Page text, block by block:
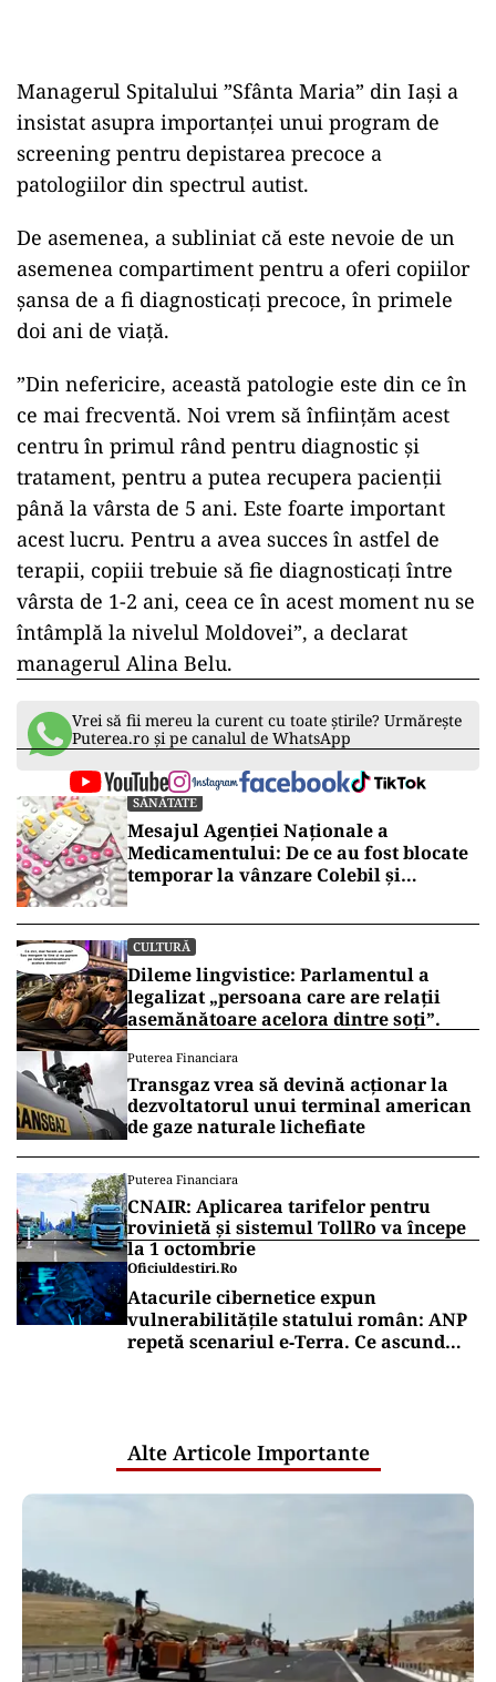
Managerul Spitalului ”Sfânta Maria” din Iași a
insistat asupra importanței unui program de
screening pentru depistarea precoce a
patologiilor din spectrul autist.
De asemenea, a subliniat că este nevoie de un
asemenea compartiment pentru a oferi copiilor
șansa de a fi diagnosticați precoce, în primele
doi ani de viață.
”Din nefericire, această patologie este din ce în
ce mai frecventă. Noi vrem să înfiinţăm acest
centru în primul rând pentru diagnostic şi
tratament, pentru a putea recupera pacienţii
până la vârsta de 5 ani. Este foarte important
acest lucru. Pentru a avea succes în astfel de
terapii, copiii trebuie să fie diagnosticaţi între
vârsta de 1-2 ani, ceea ce în acest moment nu se
întâmplă la nivelul Moldovei”, a declarat
managerul Alina Belu.
Vrei să fii mereu la curent cu toate știrile? Urmărește
Puterea.ro și pe canalul de WhatsApp
SĂNĂTATE
Mesajul Agenției Naționale a
Medicamentului: De ce au fost blocate
temporar la vânzare Colebil și
CULTURĂ
Dileme lingvistice: Parlamentul a
legalizat „persoana care are relații
asemănătoare acelora dintre soți”.
Puterea Financiara
Transgaz vrea să devină acționar la
dezvoltatorul unui terminal american
de gaze naturale lichefiate
Puterea Financiara
CNAIR: Aplicarea tarifelor pentru
rovinietă și sistemul TollRo va începe
la 1 octombrie
Oficiuldestiri.ro
Atacurile cibernetice expun
vulnerabilitățile statului român: ANP
repetă scenariul e‑Terra. Ce ascund
Alte Articole Importante